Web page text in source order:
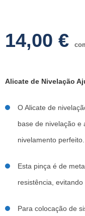
14,00 €
Alicate de Nivelação
O Alicate de
base de nivelação e
nivelamento perfeito.
Esta pinça é de
resistência,
Para colocação de